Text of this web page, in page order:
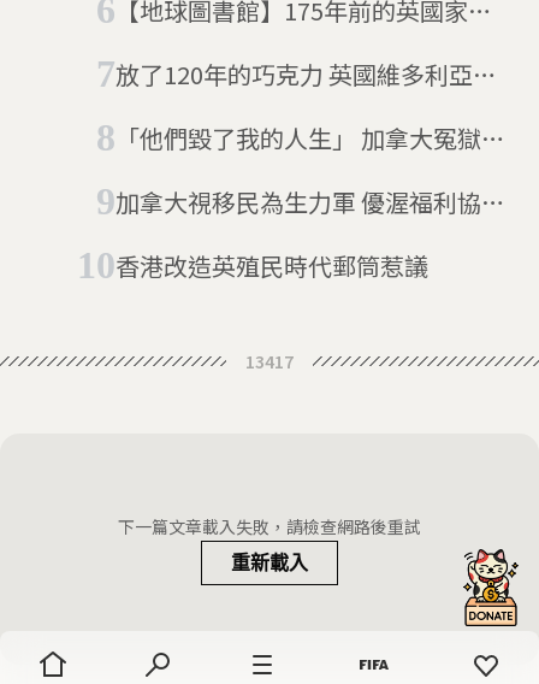
【地球圖書館】175年前的英國家庭
市民的餐桌
放了120年的巧克力 英國維多利亞女
「他們毀了我的人生」 加拿大冤獄受
加拿大視移民為生力軍 優渥福利協助
香港改造英殖民時代郵筒惹議
13417
下一篇文章載入失敗，請檢查網路後重試
重新載入